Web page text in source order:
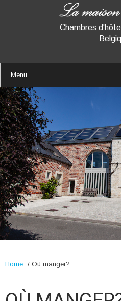
Chambres
Menu
Home / Où manger?